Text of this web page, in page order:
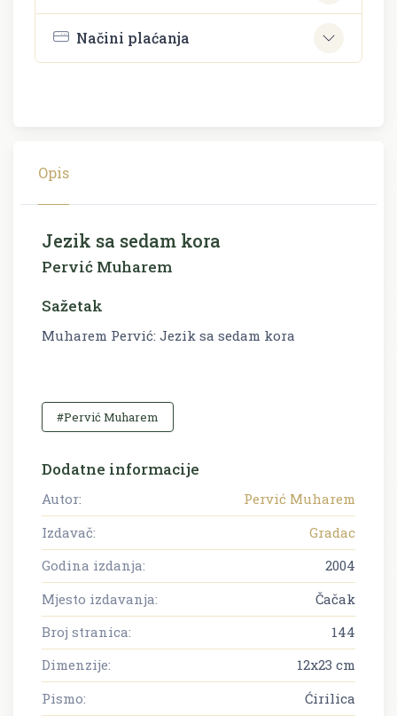
Načini plaćanja
Opis
Jezik sa sedam kora
Pervić Muharem
Sažetak
Muharem Pervić: Jezik sa sedam kora
#Pervić Muharem
Dodatne informacije
Autor:
Pervić Muharem
Izdavač:
Gradac
Godina izdanja:
2004
Mjesto izdavanja:
Čačak
Broj stranica:
144
Dimenzije:
12x23 cm
Pismo:
Ćirilica